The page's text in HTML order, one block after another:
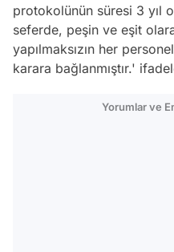
protokolünün süresi 3 yıl
seferde, peşin ve eşit
yapılmaksızın her
karara bağlanmıştır.'
Yorumlar ve